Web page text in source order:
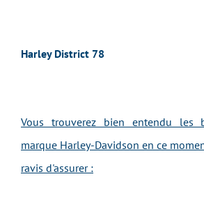
Harley District 78
Vous trouverez bien entendu les
marque Harley-Davidson en ce
ravis d'assurer :